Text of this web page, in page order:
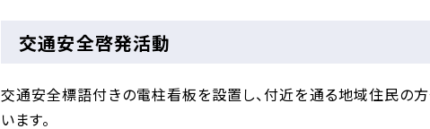
交通安全啓発活動
交通安全標語付きの電柱看板を設置し、付近を通る地域住民の
います。